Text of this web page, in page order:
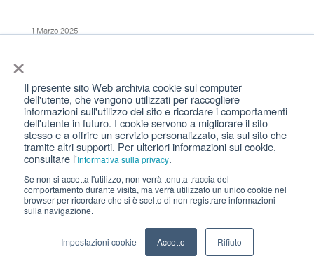
×
Il presente sito Web archivia cookie sul computer
dell'utente, che vengono utilizzati per raccogliere
informazioni sull'utilizzo del sito e ricordare i comportamenti
dell'utente in futuro. I cookie servono a migliorare il sito
stesso e a offrire un servizio personalizzato, sia sul sito che
tramite altri supporti. Per ulteriori informazioni sui cookie,
consultare l'Informativa sulla privacy.
Se non si accetta l'utilizzo, non verrà tenuta traccia del
comportamento durante visita, ma verrà utilizzato un unico cookie nel
browser per ricordare che si è scelto di non registrare informazioni
sulla navigazione.
Impostazioni cookie Accetto Rifiuto
1 Marzo 2025
Kiosk © , tutti i diritti riservati.
Privacy|Cookie Policy|Termini per l’uso